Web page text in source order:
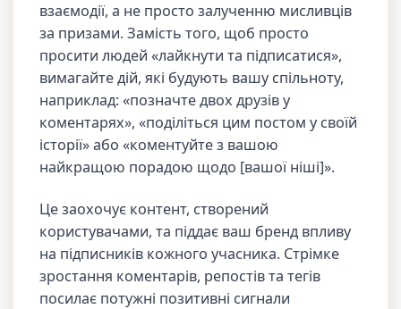
взаємодії, а не просто залученню мисливців
за призами. Замість того, щоб просто
просити людей «лайкнути та підписатися»,
вимагайте дій, які будують вашу спільноту,
наприклад: «позначте двох друзів у
коментарях», «поділіться цим постом у своїй
історії» або «коментуйте з вашою
найкращою порадою щодо [вашої ніші]».
Це заохочує контент, створений
користувачами, та піддає ваш бренд впливу
на підписників кожного учасника. Стрімке
зростання коментарів, репостів та тегів
посилає потужні позитивні сигнали